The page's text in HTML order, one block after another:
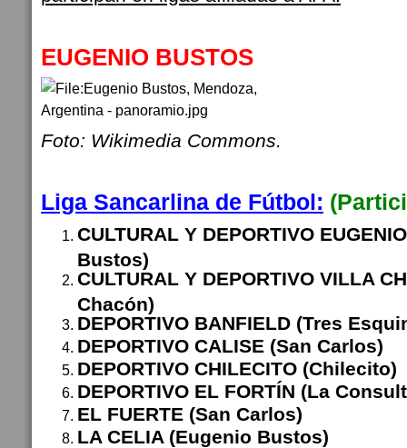
EUGENIO BUSTOS
Foto: Wikimedia Commons.
Liga Sancarlina de Fútbol:
CULTURAL Y DEPORTIVO
Bustos)
CULTURAL Y DEPORTIVO VILLA
Chacón)
DEPORTIVO BANFIELD (Tres
DEPORTIVO CALISE (San Carlos)
DEPORTIVO CHILECITO (Chilecito)
DEPORTIVO EL FORTÍN (La
EL FUERTE (San Carlos)
LA CELIA (Eugenio Bustos)